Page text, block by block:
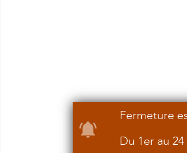
Fermeture
Du 1er au